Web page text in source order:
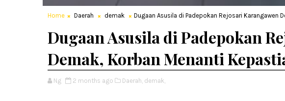
Home Daerah demak Dugaan Asusila di Padepokan Rejosari Karangawen
Dugaan Asusila di Padepokan
Demak, Korban Menanti
Ng 2 months ago Daerah, demak,